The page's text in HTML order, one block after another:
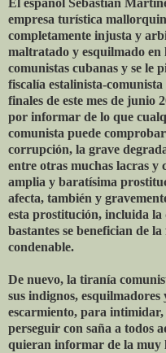
El español Sebastián
empresa turística
completamente injusta y
maltratado y esquilmado
comunistas cubanas y se le
fiscalía estalinista-
finales de este mes de junio
por informar de lo que
comunista puede
corrupción, la grave
entre otras muchas lacras y
amplia y baratísima
afecta, también y
esta prostitución, incluida la
bastantes se benefician de
condenable.
De nuevo, la tiranía
sus indignos,
escarmiento, para
perseguir con saña a todos
quieran informar de la muy